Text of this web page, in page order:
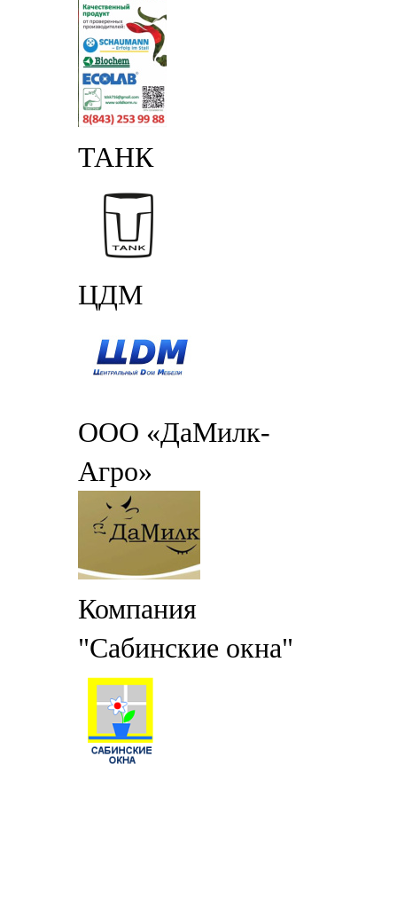
ТАНК
ЦДМ
ООО «ДаМилк-
Агро»
Компания
"Сабинские окна"